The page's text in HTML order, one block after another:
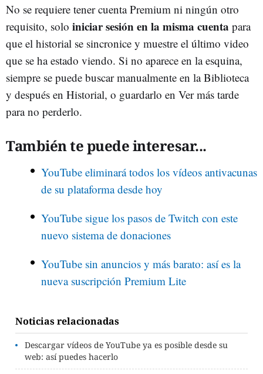
No se requiere tener cuenta Premium ni ningún otro
requisito, solo iniciar sesión en la misma cuenta para
que el historial se sincronice y muestre el último video
que se ha estado viendo. Si no aparece en la esquina,
siempre se puede buscar manualmente en la Biblioteca
y después en Historial, o guardarlo en Ver más tarde
para no perderlo.
También te puede interesar...
YouTube eliminará todos los vídeos antivacunas
de su plataforma desde hoy
YouTube sigue los pasos de Twitch con este
nuevo sistema de donaciones
YouTube sin anuncios y más barato: así es la
nueva suscripción Premium Lite
Noticias relacionadas
Descargar vídeos de YouTube ya es posible desde su
web: así puedes hacerlo